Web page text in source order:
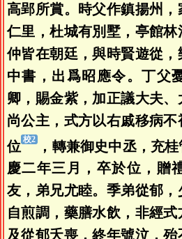
高郢所賞。時父作鎮揚州
仁里，杜城有別墅，亭館
仲皆在朝廷，與時賢遊從，
中書，出爲昭應令。丁父
卿，賜金紫，加正議大夫
尚公主，式方以右戚移病
位
，轉兼御史中丞，充
慶二年三月，卒於位，贈
友，弟兄尤睦。季弟從郁
自煎調，藥膳水飲，非經式
及從郁夭喪，終年號泣，殆